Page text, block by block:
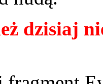
dzisiaj